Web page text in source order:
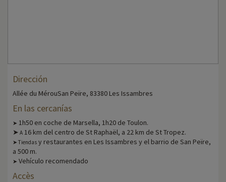
Dirección
Allée du MérouSan Peïre, 83380 Les Issambres
En las cercanías
➤ 1h50 en coche de Marsella, 1h20 de Toulon.
➤ A 16 km del centro de St Raphaël, a 22 km de St Tropez.
➤ Tiendas y restaurantes en Les Issambres y el barrio de San Peïre,
a 500 m.
➤ Vehículo recomendado
Accès